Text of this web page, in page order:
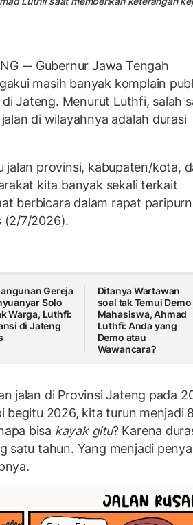
-- Gubernur Jawa Tengah
masih banyak komplain
Jateng. Menurut Luthfi, salah
di wilayahnya adalah durasi
jalan provinsi, kabupaten/kota,
kita banyak sekali terkait
berbicara dalam rapat
(2/7/2026).
Gereja
Solo
Warga, Luthfi:
di Jateng
Ditanya Wartawan
soal tak Temui Demo
Mahasiswa, Ahmad
Luthfi: Anda yang
Demo atau
Wawancara?
jalan di Provinsi Jateng pada
begitu 2026, kita turun menjadi
bisa kayak gitu? Karena
satu tahun. Yang menjadi